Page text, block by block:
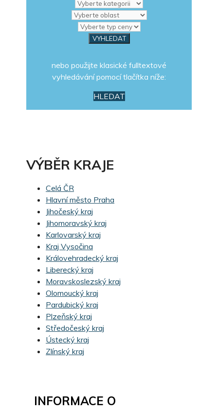
nebo použijte klasické fulltextové
vyhledávání pomocí tlačítka níže:
HLEDAT
VÝBĚR KRAJE
Celá ČR
Hlavní město Praha
Jihočeský kraj
Jihomoravský kraj
Karlovarský kraj
Kraj Vysočina
Královehradecký kraj
Liberecký kraj
Moravskoslezský kraj
Olomoucký kraj
Pardubický kraj
Plzeňský kraj
Středočeský kraj
Ústecký kraj
Zlínský kraj
INFORMACE O